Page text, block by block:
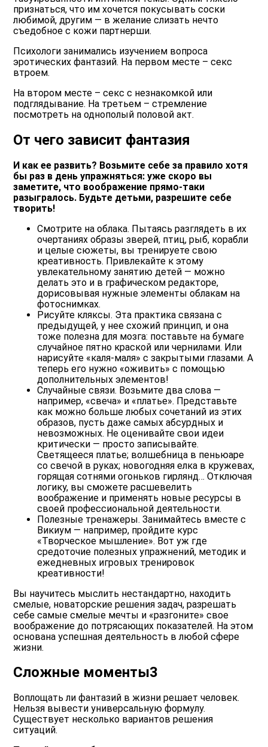
признаться, что им хочется покусывать соски
любимой, другим — в желание слизать нечто
съедобное с кожи партнерши.
Психологи занимались изучением вопроса
эротических фантазий. На первом месте – секс
втроем.
На втором месте – секс с незнакомкой или
подглядывание. На третьем – стремление
посмотреть на однополый половой акт.
От чего зависит фантазия
И как ее развить? Возьмите себе за правило хотя
бы раз в день упражняться: уже скоро вы
заметите, что воображение прямо-таки
разыгралось. Будьте детьми, разрешите себе
творить!
Смотрите на облака. Пытаясь разглядеть в их
очертаниях образы зверей, птиц, рыб, корабли
и целые сюжеты, вы тренируете свою
креативность. Привлекайте к этому
увлекательному занятию детей — можно
делать это и в графическом редакторе,
дорисовывая нужные элементы облакам на
фотоснимках.
Рисуйте кляксы. Эта практика связана с
предыдущей, у нее схожий принцип, и она
тоже полезна для мозга: поставьте на бумаге
случайное пятно краской или чернилами. Или
нарисуйте «каля-маля» с закрытыми глазами. А
теперь его нужно «оживить» с помощью
дополнительных элементов!
Случайные связи. Возьмите два слова —
например, «свеча» и «платье». Представьте
как можно больше любых сочетаний из этих
образов, пусть даже самых абсурдных и
невозможных. Не оценивайте свои идеи
критически — просто записывайте.
Светящееся платье; волшебница в пеньюаре
со свечой в руках; новогодняя елка в кружевах,
горящая сотнями огоньков гирлянд… Отключая
логику, вы сможете расшевелить
воображение и применять новые ресурсы в
своей профессиональной деятельности.
Полезные тренажеры. Занимайтесь вместе с
Викиум — например, пройдите курс
«Творческое мышление». Вот уж где
средоточие полезных упражнений, методик и
ежедневных игровых тренировок
креативности!
Вы научитесь мыслить нестандартно, находить
смелые, новаторские решения задач, разрешать
себе самые смелые мечты и «разгоните» свое
воображение до потрясающих показателей. На этом
основана успешная деятельность в любой сфере
жизни.
Сложные моменты3
Воплощать ли фантазий в жизни решает человек.
Нельзя вывести универсальную формулу.
Существует несколько вариантов решения
ситуаций.